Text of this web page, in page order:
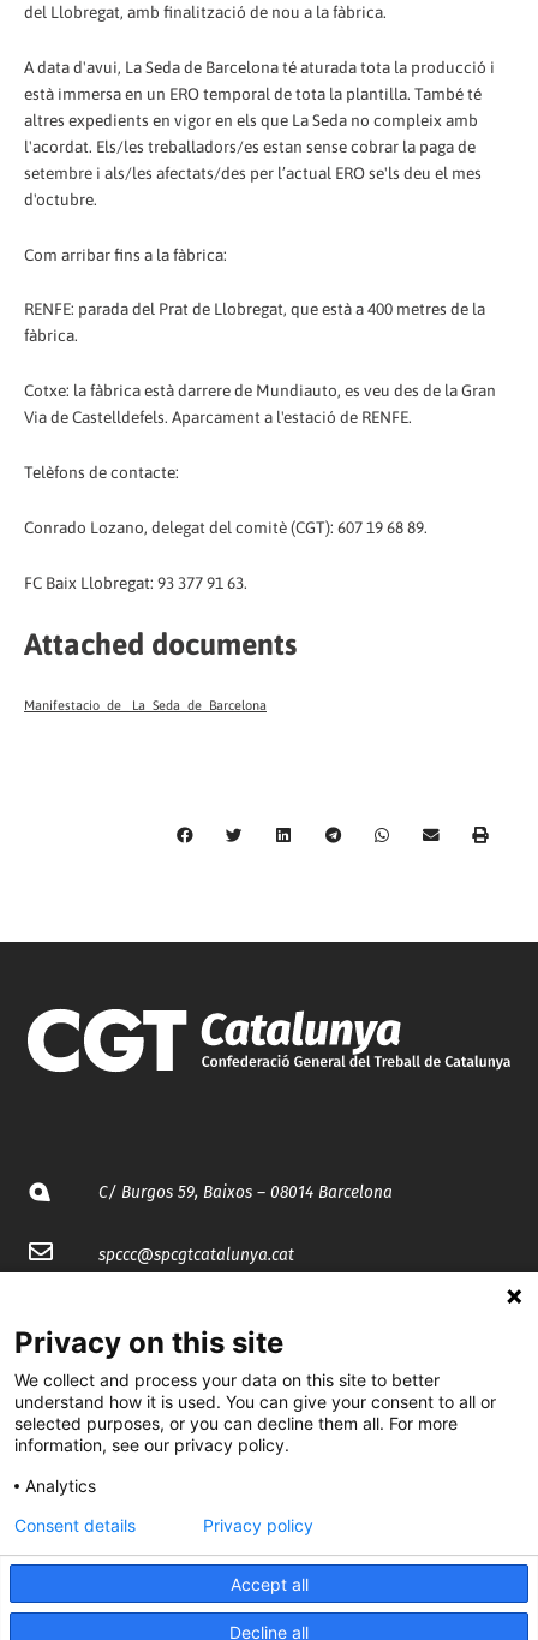
del Llobregat, amb finalització de nou a la fàbrica.
A data d'avui, La Seda de Barcelona té aturada tota la producció i
està immersa en un ERO temporal de tota la plantilla. També té
altres expedients en vigor en els que La Seda no compleix amb
l'acordat. Els/les treballadors/es estan sense cobrar la paga de
setembre i als/les afectats/des per l’actual ERO se'ls deu el mes
d'octubre.
Com arribar fins a la fàbrica:
RENFE: parada del Prat de Llobregat, que està a 400 metres de la
fàbrica.
Cotxe: la fàbrica està darrere de Mundiauto, es veu des de la Gran
Via de Castelldefels. Aparcament a l'estació de RENFE.
Telèfons de contacte:
Conrado Lozano, delegat del comitè (CGT): 607 19 68 89.
FC Baix Llobregat: 93 377 91 63.
Attached documents
Manifestacio_de_ La_Seda_de_Barcelona
C/ Burgos 59, Baixos – 08014 Barcelona
spccc@spcgtcatalunya.cat
@CGTCatalunya
cgtcatalunya
cgtcatalunya
Desenvolupat per
Privacy on this site
We collect and process your data on this site to better
understand how it is used. You can give your consent to all or
selected purposes, or you can decline them all. For more
information, see our privacy policy.
Analytics
Accept all
Decline all
Consent details Privacy policy